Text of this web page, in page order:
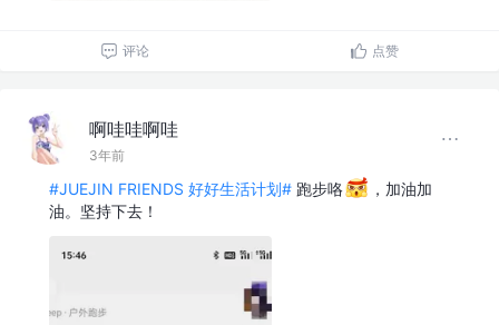
评论 点赞
啊哇哇啊哇
3年前
#JUEJIN FRIENDS 好好生活计划# 跑步咯
，加油加
油。坚持下去！